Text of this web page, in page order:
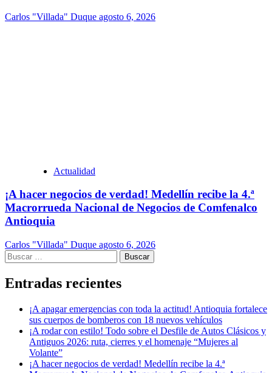
Carlos "Villada" Duque agosto 6, 2026
Actualidad
¡A hacer negocios de verdad! Medellín recibe la 4.ª
Macrorrueda Nacional de Negocios de Comfenalco
Antioquia
Carlos "Villada" Duque agosto 6, 2026
Buscar:
Entradas recientes
¡A apagar emergencias con toda la actitud! Antioquia fortalece
sus cuerpos de bomberos con 18 nuevos vehículos
¡A rodar con estilo! Todo sobre el Desfile de Autos Clásicos y
Antiguos 2026: ruta, cierres y el homenaje “Mujeres al
Volante”
¡A hacer negocios de verdad! Medellín recibe la 4.ª